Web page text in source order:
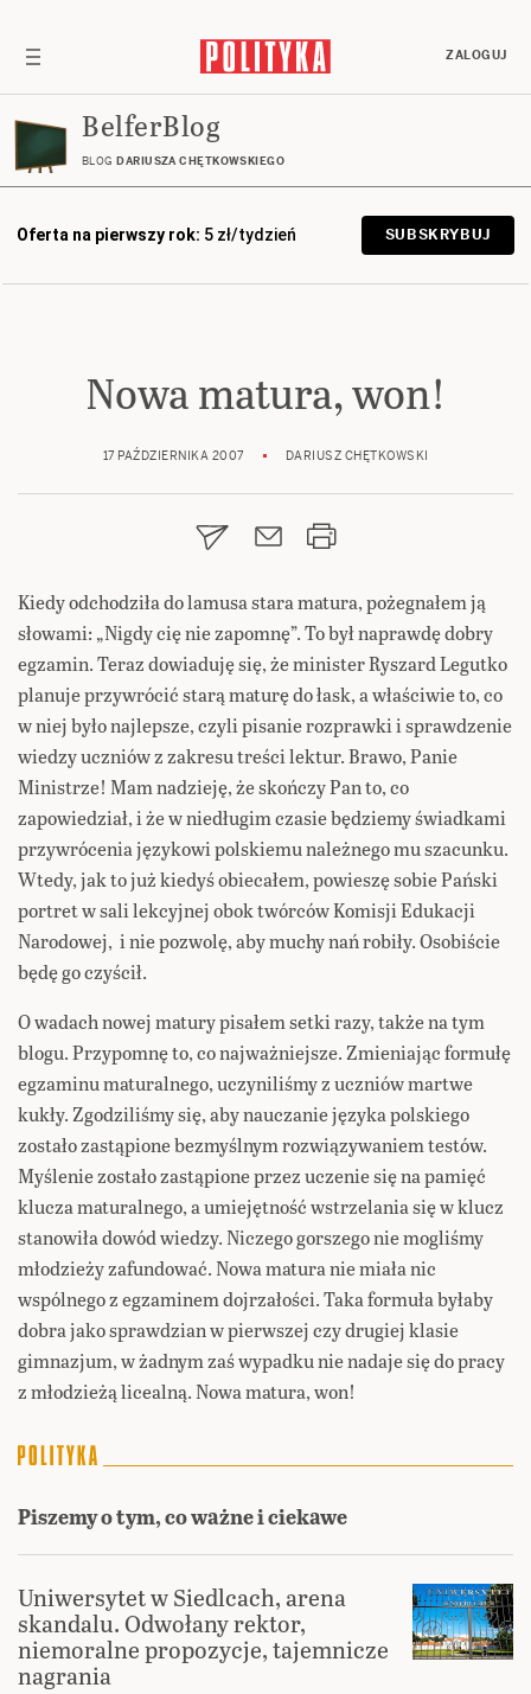
ZALOGUJ
BelferBlog
BLOG DARIUSZA CHĘTKOWSKIEGO
Oferta na pierwszy rok: 5 zł/tydzień SUBSKRYBUJ
Nowa matura, won!
17 PAŹDZIERNIKA 2007 DARIUSZ CHĘTKOWSKI
Kiedy odchodziła do lamusa stara matura, pożegnałem ją
słowami: „Nigdy cię nie zapomnę”. To był naprawdę dobry
egzamin. Teraz dowiaduję się, że minister Ryszard Legutko
planuje przywrócić starą maturę do łask, a właściwie to, co
w niej było najlepsze, czyli pisanie rozprawki i sprawdzenie
wiedzy uczniów z zakresu treści lektur. Brawo, Panie
Ministrze! Mam nadzieję, że skończy Pan to, co
zapowiedział, i że w niedługim czasie będziemy świadkami
przywrócenia językowi polskiemu należnego mu szacunku.
Wtedy, jak to już kiedyś obiecałem, powieszę sobie Pański
portret w sali lekcyjnej obok twórców Komisji Edukacji
Narodowej, i nie pozwolę, aby muchy nań robiły. Osobiście
będę go czyścił.
O wadach nowej matury pisałem setki razy, także na tym
blogu. Przypomnę to, co najważniejsze. Zmieniając formułę
egzaminu maturalnego, uczyniliśmy z uczniów martwe
kukły. Zgodziliśmy się, aby nauczanie języka polskiego
zostało zastąpione bezmyślnym rozwiązywaniem testów.
Myślenie zostało zastąpione przez uczenie się na pamięć
klucza maturalnego, a umiejętność wstrzelania się w klucz
stanowiła dowód wiedzy. Niczego gorszego nie mogliśmy
młodzieży zafundować. Nowa matura nie miała nic
wspólnego z egzaminem dojrzałości. Taka formuła byłaby
dobra jako sprawdzian w pierwszej czy drugiej klasie
gimnazjum, w żadnym zaś wypadku nie nadaje się do pracy
z młodzieżą licealną. Nowa matura, won!
Piszemy o tym, co ważne i ciekawe
Uniwersytet w Siedlcach, arena
skandalu. Odwołany rektor,
niemoralne propozycje, tajemnicze
nagrania